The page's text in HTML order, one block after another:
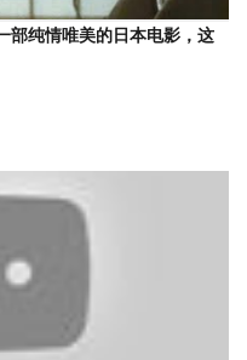
部纯情唯美的日本电影，这